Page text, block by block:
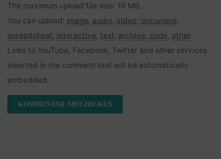
The maximum upload file size: 10 MB.
You can upload: image, audio, video, document,
spreadsheet, interactive, text, archive, code, other.
Links to YouTube, Facebook, Twitter and other services
inserted in the comment text will be automatically
embedded.